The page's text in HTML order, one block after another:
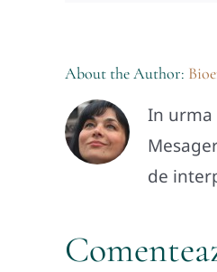
About the Author:
In urma
de